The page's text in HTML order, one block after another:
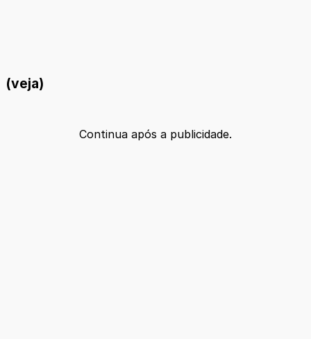
(veja)
Continua após a publicidade.